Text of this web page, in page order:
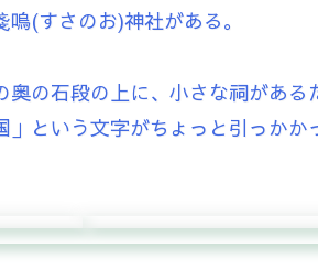
(すさのお)神社がある。
の石段の上に、小さな祠がある
という文字がちょっと引っかか